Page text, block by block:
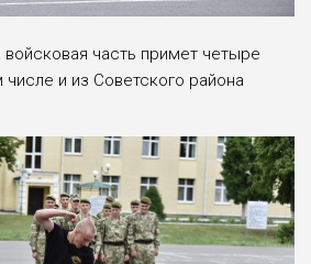
войсковая часть примет четыре
числе и из Советского района